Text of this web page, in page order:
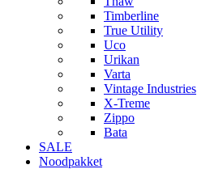
Timberline
True Utility
Uco
Urikan
Varta
Vintage Industries
X-Treme
Zippo
Bata
SALE
Noodpakket